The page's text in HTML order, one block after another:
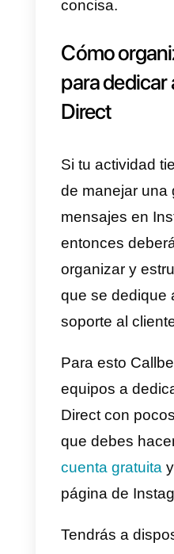
de tus
conseguir
tus
tener una
Deberás
de tu
de poder
un sector
productos
manera
los